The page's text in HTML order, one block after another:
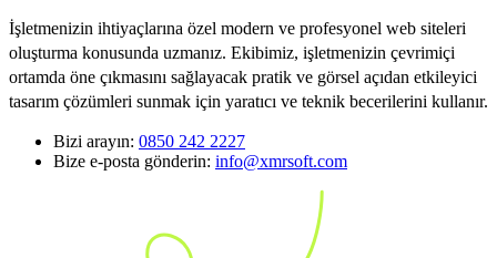
İşletmenizin ihtiyaçlarına özel modern ve profesyonel web siteleri
oluşturma konusunda uzmanız. Ekibimiz, işletmenizin çevrimiçi
ortamda öne çıkmasını sağlayacak pratik ve görsel açıdan etkileyici
tasarım çözümleri sunmak için yaratıcı ve teknik becerilerini kullanır.
Bizi arayın: 0850 242 2227
Bize e-posta gönderin: info@xmrsoft.com